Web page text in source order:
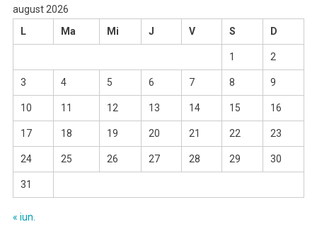
august 2026
L
Ma Mi J V S D
1 2
3 4 5 6 7 8 9
10 11 12 13 14 15 16
17 18 19 20 21 22 23
24 25 26 27 28 29 30
31
« iun.